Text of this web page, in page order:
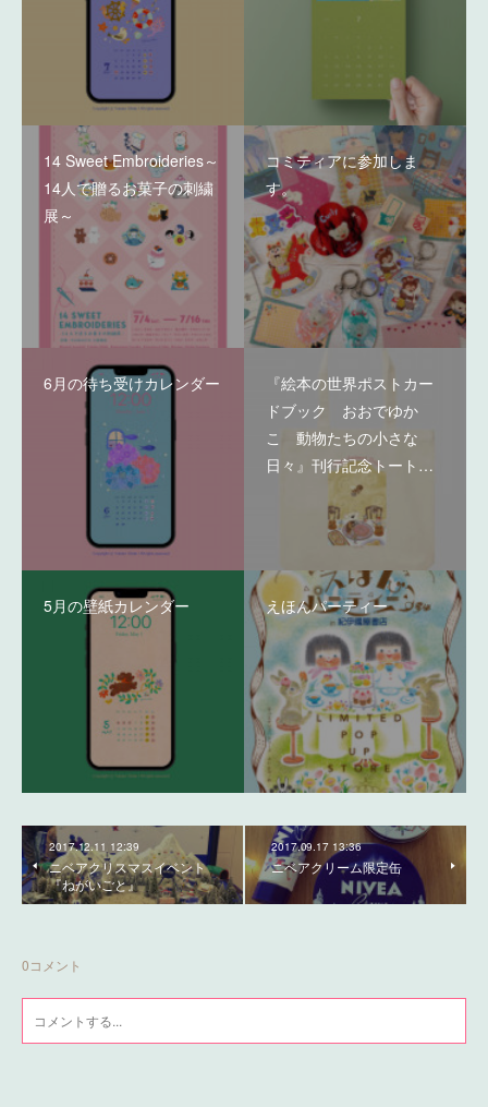
14 Sweet Embroideries～
14人で贈るお菓子の刺繍
展～
コミティアに参加しま
す。
6月の待ち受けカレンダー
『絵本の世界ポストカー
ドブック おおでゆか
こ 動物たちの小さな
日々』刊行記念トート…
5月の壁紙カレンダー えほんパーティー
2017.12.11 12:39
ニベアクリスマスイベント
『ねがいごと』
2017.09.17 13:36
ニベアクリーム限定缶
0コメント